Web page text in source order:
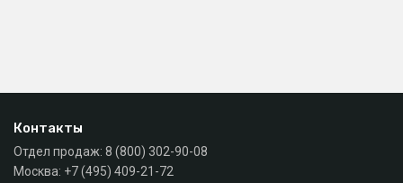
Контакты
Отдел продаж: 8 (800) 302-90-08
Москва: +7 (495) 409-21-72